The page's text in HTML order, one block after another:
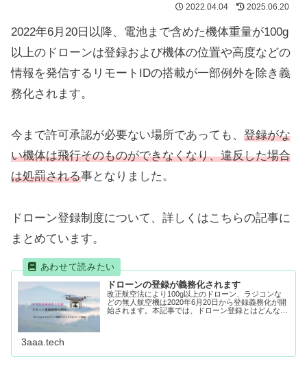
2022.04.04 2025.06.20
2022年6月20日以降、電池まで含めた機体重量が100g
以上のドローンは登録および機体の位置や高度などの
情報を発信するリモートIDの搭載が一部例外を除き義
務化されます。
今まで許可承認が必要ない場所であっても、 登録がな
い機体は飛行そのものができなくなり、違反した場合
は処罰される事となりました。
ドローン登録制度について、詳しくはこちらの記事に
まとめています。
ドローンの登録が義務化されます
改正航空法により100g以上のドローン、ラジコンな
どの無人航空機は2020年6月20日から登録義務化が開
始されます。本記事では、ドローン登録とはどんなも
3aaa.tech